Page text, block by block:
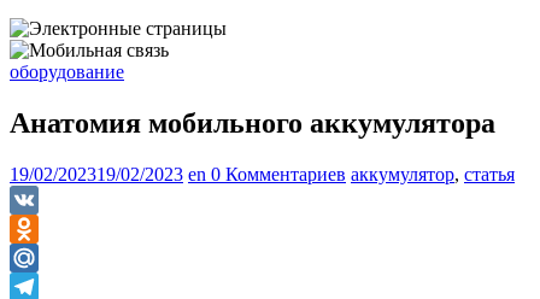
оборудование
Анатомия мобильного аккумулятора
19/02/202319/02/2023 en 0 Комментариев аккумулятор, статья
VK
Odnoklassniki
Mail.Ru